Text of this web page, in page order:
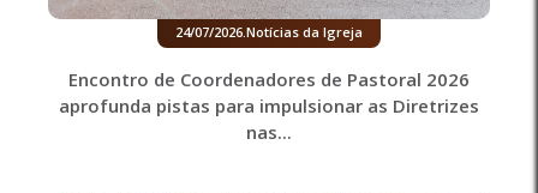
24/07/2026.Notícias da Igreja
Encontro de Coordenadores de Pastoral 2026
aprofunda pistas para impulsionar as Diretrizes
nas...